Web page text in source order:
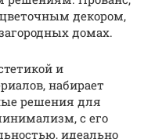
декором,
домах.
и
набирает
решения для
с его
идеально